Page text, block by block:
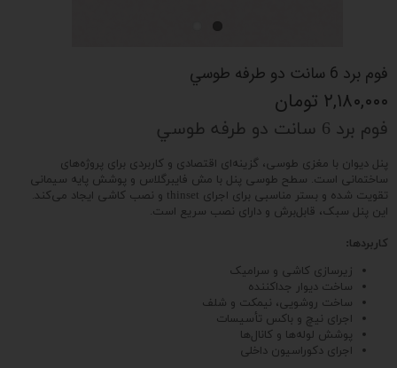
فوم برد 6 سانت دو طرفه طوسي
۲,۱۸۰,۰۰۰ تومان
فوم برد 6 سانت دو طرفه طوسي
پنل دیوان با مغزی طوسی، گزینه‌ای اقتصادی و کاربردی برای پروژه‌های
ساختمانی است. سطح طوسی پنل با مش فایبرگلاس و پوشش پایه سیمانی
تقویت شده و بستر مناسبی برای اجرای thinset و نصب کاشی ایجاد می‌کند.
این پنل سبک، قابل‌برش و دارای نصب سریع است.
کاربردها:
زیرسازی کاشی و سرامیک
ساخت دیوار جداکننده
ساخت روشویی، نیمکت و شلف
اجرای نیچ و باکس تأسیسات
پوشش لوله‌ها و کانال‌ها
اجرای دکوراسیون داخلی